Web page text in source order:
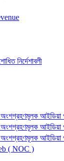
নির্দেশাবলী
আইডিয়া
আইডিয়া
আইডিয়া
( NOC )